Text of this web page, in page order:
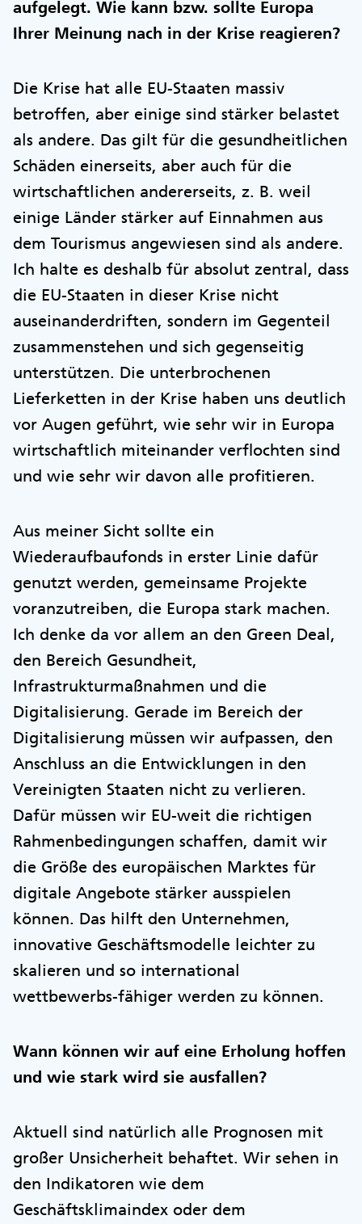
aufgelegt. Wie kann bzw. sollte Europa
Ihrer Meinung nach in der Krise reagieren?
Die Krise hat alle EU-Staaten massiv
betroffen, aber einige sind stärker belastet
als andere. Das gilt für die gesundheitlichen
Schäden einerseits, aber auch für die
wirtschaftlichen andererseits, z. B. weil
einige Länder stärker auf Einnahmen aus
dem Tourismus angewiesen sind als andere.
Ich halte es deshalb für absolut zentral, dass
die EU-Staaten in dieser Krise nicht
auseinanderdriften, sondern im Gegenteil
zusammenstehen und sich gegenseitig
unterstützen. Die unterbrochenen
Lieferketten in der Krise haben uns deutlich
vor Augen geführt, wie sehr wir in Europa
wirtschaftlich miteinander verflochten sind
und wie sehr wir davon alle profitieren.
Aus meiner Sicht sollte ein
Wiederaufbaufonds in erster Linie dafür
genutzt werden, gemeinsame Projekte
voranzutreiben, die Europa stark machen.
Ich denke da vor allem an den Green Deal,
den Bereich Gesundheit,
Infrastrukturmaßnahmen und die
Digitalisierung. Gerade im Bereich der
Digitalisierung müssen wir aufpassen, den
Anschluss an die Entwicklungen in den
Vereinigten Staaten nicht zu verlieren.
Dafür müssen wir EU-weit die richtigen
Rahmenbedingungen schaffen, damit wir
die Größe des europäischen Marktes für
digitale Angebote stärker ausspielen
können. Das hilft den Unternehmen,
innovative Geschäftsmodelle leichter zu
skalieren und so international
wettbewerbs-fähiger werden zu können.
Wann können wir auf eine Erholung hoffen
und wie stark wird sie ausfallen?
Aktuell sind natürlich alle Prognosen mit
großer Unsicherheit behaftet. Wir sehen in
den Indikatoren wie dem
Geschäftsklimaindex oder dem